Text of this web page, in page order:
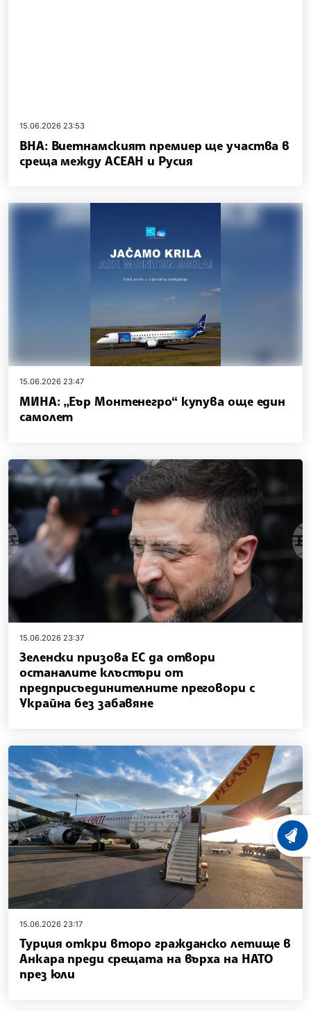
15.06.2026 23:53
ВНА: Виетнамският премиер ще участва в
среща между АСЕАН и Русия
15.06.2026 23:47
МИНА: „Еър Монтенегро“ купува още един
самолет
15.06.2026 23:37
Зеленски призова ЕС да отвори
останалите клъстъри от
предприсъединителните преговори с
Украйна без забавяне
15.06.2026 23:17
Турция откри второ гражданско летище в
Анкара преди срещата на върха на НАТО
през юли